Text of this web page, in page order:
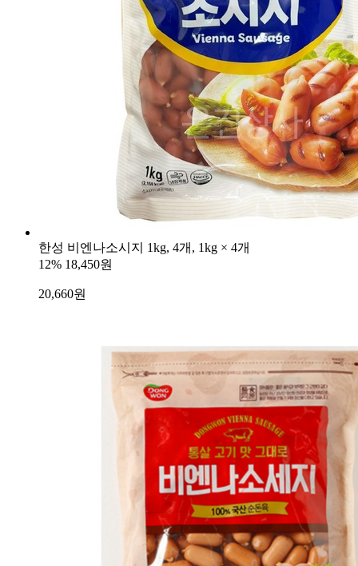
한성 비엔나소시지 1kg, 4개, 1kg × 4개
12% 18,450원
20,660원